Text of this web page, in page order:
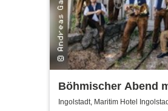
Böhmischer Abend
Berthold Schick und
Ingolstadt, Maritim Hotel